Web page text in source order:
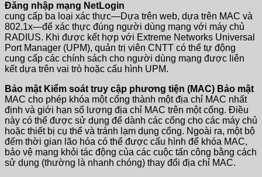
Đăng nhập mạng NetLogin
cung cấp ba loại xác thực—Dựa trên web, dựa trên MAC và
802.1x—để xác thực đúng người dùng mạng với máy chủ
RADIUS. Khi được kết hợp với Extreme Networks Universal
Port Manager (UPM), quản trị viên CNTT có thể tự động
cung cấp các chính sách cho người dùng mạng được liên
kết dựa trên vai trò hoặc cấu hình UPM.
Bảo mật Kiểm soát truy cập phương tiện (MAC) Bảo mật
MAC cho phép khóa một cổng thành một địa chỉ MAC nhất
định và giới hạn số lượng địa chỉ MAC trên một cổng. Điều
này có thể được sử dụng để dành các cổng cho các máy chủ
hoặc thiết bị cụ thể và tránh lạm dụng cổng. Ngoài ra, một bộ
đếm thời gian lão hóa có thể được cấu hình để khóa MAC,
bảo vệ mạng khỏi tác động của các cuộc tấn công bằng cách
sử dụng (thường là nhanh chóng) thay đổi địa chỉ MAC.